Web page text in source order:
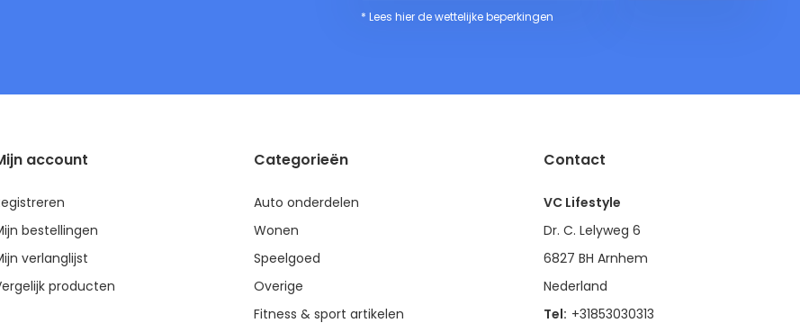
* Lees hier de wettelijke beperkingen
account
bestellingen
verlanglijst
producten
Categorieën
Auto onderdelen
Wonen
Speelgoed
Overige
Fitness & sport artikelen
Contact
VC Lifestyle
Dr. C. Lelyweg 6
6827 BH Arnhem
Nederland
Tel: +31853030313